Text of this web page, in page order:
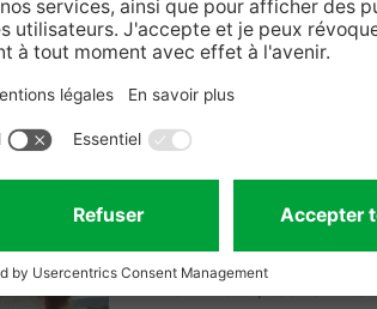
d'ions
conduire le
fluides
et
sodium. En
dans les
Le
et influence
L'alimentation
Aliments
Pour assurer le
animaux, leur